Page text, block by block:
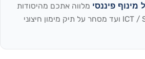
פיננסי מלווה אתכם מהיסודות
ובשיטת ICT / Smart Money ועד מסחר על תיק מימון חיצוני